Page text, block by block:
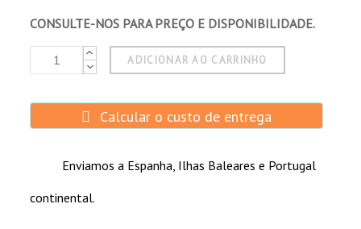
CONSULTE-NOS PARA PREÇO E DISPONIBILIDADE.
ADICIONAR AO CARRINHO
Calcular o custo de entrega
Enviamos a Espanha, Ilhas Baleares e Portugal
continental.